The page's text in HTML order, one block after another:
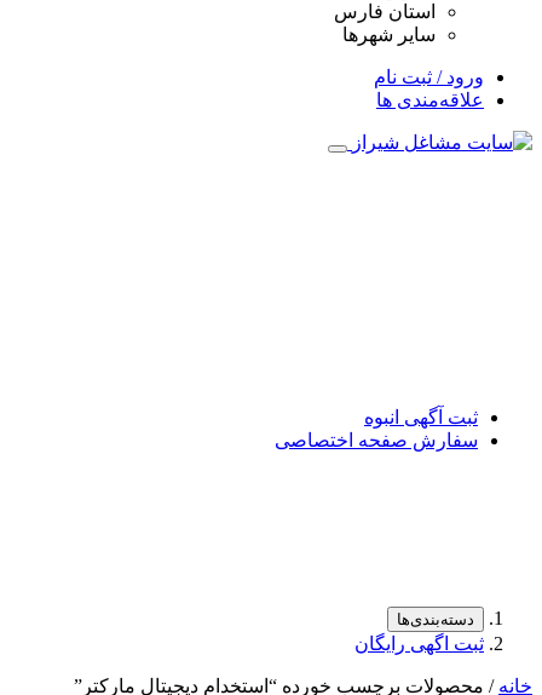
استان فارس
سایر شهرها
ورود / ثبت نام
علاقه‌مندی ها
ثبت آگهی انبوه
سفارش صفحه اختصاصی
دسته‌بندی‌ها
ثبت اگهی رایگان
خانه / محصولات برچسب خورده “استخدام دیجیتال مارکتر”